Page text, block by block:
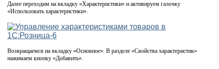
Далее переходим на вкладку «Характеристики» и активируем галочку
«Использовать характеристики».
Возвращаемся на вкладку «Основное». В разделе «Свойства характеристик»
нажимаем кнопку «Добавить».